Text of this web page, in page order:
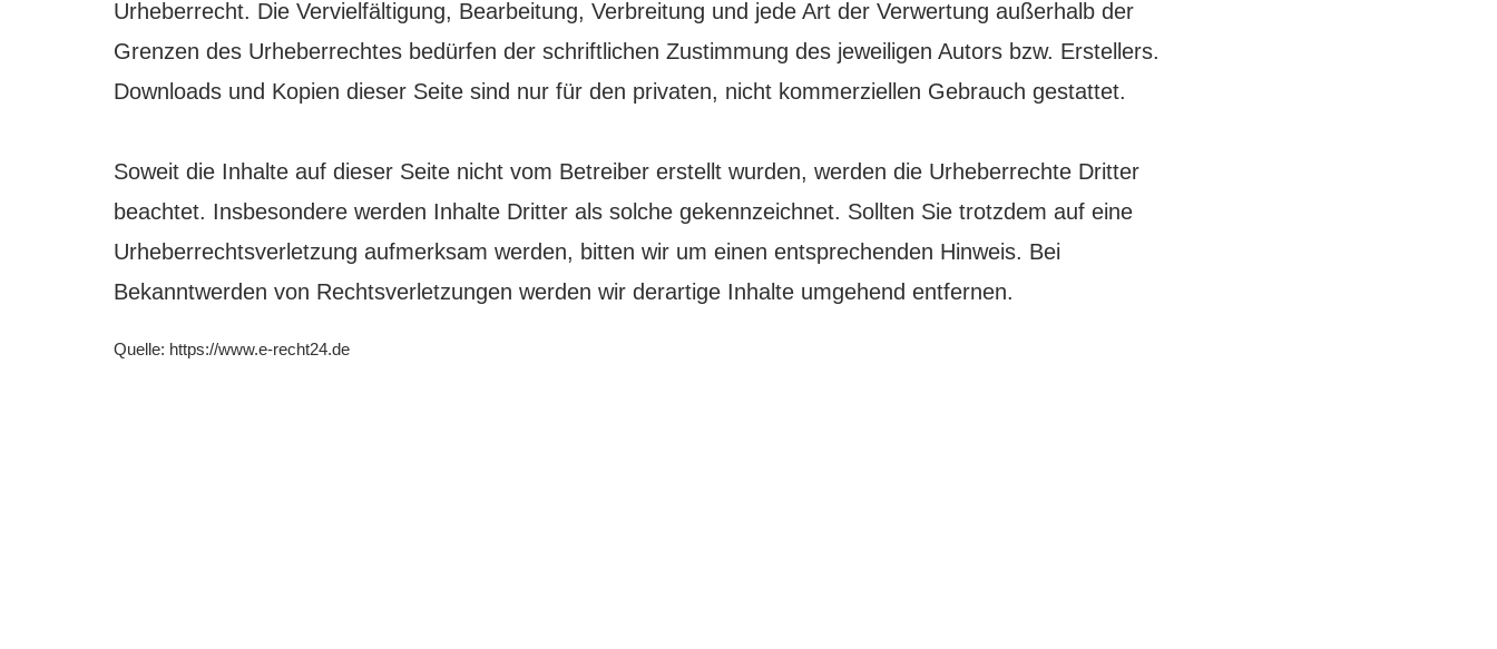
Urheberrecht. Die Vervielfältigung, Bearbeitung, Verbreitung und jede Art der Verwertung außerhalb der
Grenzen des Urheberrechtes bedürfen der schriftlichen Zustimmung des jeweiligen Autors bzw. Erstellers.
Downloads und Kopien dieser Seite sind nur für den privaten, nicht kommerziellen Gebrauch gestattet.
Soweit die Inhalte auf dieser Seite nicht vom Betreiber erstellt wurden, werden die Urheberrechte Dritter
beachtet. Insbesondere werden Inhalte Dritter als solche gekennzeichnet. Sollten Sie trotzdem auf eine
Urheberrechtsverletzung aufmerksam werden, bitten wir um einen entsprechenden Hinweis. Bei
Bekanntwerden von Rechtsverletzungen werden wir derartige Inhalte umgehend entfernen.
Quelle: https://www.e-recht24.de